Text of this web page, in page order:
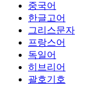
중국어
한글고어
그리스문자
프랑스어
독일어
히브리어
괄호기호